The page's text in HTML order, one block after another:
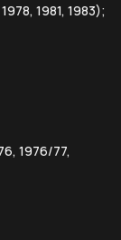
1981, 1983);
1976/77,